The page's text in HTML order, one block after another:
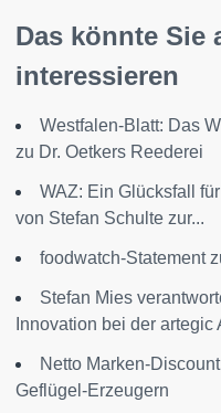
Das könnte Sie
interessieren
Westfalen-Blatt: Das
zu Dr. Oetkers Reederei
WAZ: Ein Glücksfall
von Stefan Schulte zur...
foodwatch-Statement
Stefan Mies
Innovation bei der artegic
Netto Marken-
Geflügel-Erzeugern